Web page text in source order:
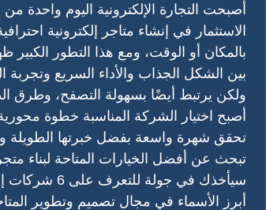
أصبحت التجارة الإلكترونية اليوم واحدة
الاستثمار في إنشاء متاجر إلكترونية
بالمكان أو الوقت، ومع هذا التطور
بين الشكل الجذاب والأداء السريع
ولكن يرتبط أيضًا بسهولة التصفح، وطرق
أصبح اختيار الشركة المناسبة خطوة
تحقق شهرة واسعة بفضل خبرتها الطويلة
تبحث عن أفضل الخيارات المتاحة لبناء
سيأخذك في
أبرز الأسماء في مجال تصميم وتطوير